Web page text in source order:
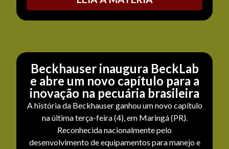
Beckhauser inaugura BeckLab
e abre um novo capítulo para a
inovação na pecuária brasileira
A história da Beckhauser ganhou um novo capítulo
na última terça-feira (4), em Maringá (PR).
Reconhecida nacionalmente pelo
desenvolvimento de equipamentos para manejo e